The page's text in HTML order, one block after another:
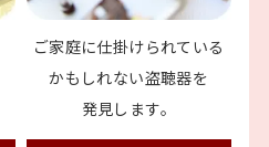
ご家庭に仕掛けられている
かもしれない盗聴器を
発見します。